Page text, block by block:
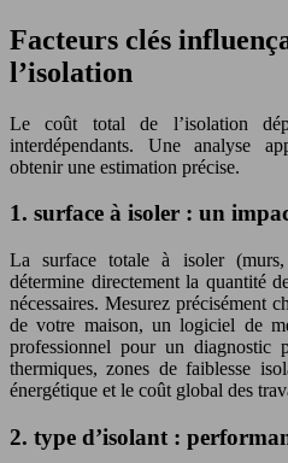
Facteurs clés
l’isolation
Le coût total de l’isolation
interdépendants. Une analyse
obtenir une estimation précise.
1. surface à isoler : un
La surface totale à isoler (murs,
détermine directement la quantité
nécessaires. Mesurez précisément
de votre maison, un logiciel de
professionnel pour un diagnostic
thermiques, zones de faiblesse
énergétique et le coût global des
2. type d’isolant :